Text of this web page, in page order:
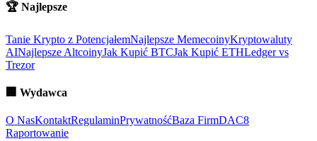
🏆 Najlepsze
Tanie Krypto z PotencjałemNajlepsze MemecoinyKryptowaluty
AINajlepsze AltcoinyJak Kupić BTCJak Kupić ETHLedger vs
Trezor
🏢 Wydawca
O NasKontaktRegulaminPrywatnośćBaza FirmDAC8
Raportowanie